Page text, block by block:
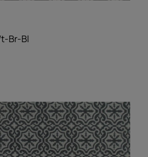
Br-Bl